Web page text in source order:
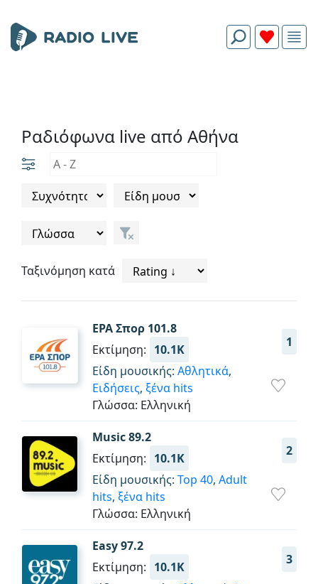
Ραδιόφωνα live από Αθήνα
Ταξινόμηση κατά
ΕΡΑ Σπορ 101.8
1
Εκτίμηση: 10.1K
Είδη μουσικής: Αθλητικά,
Ειδήσεις, ξένα hits
Γλώσσα: Ελληνική
Music 89.2
2
Εκτίμηση: 10.1K
Είδη μουσικής: Top 40, Adult
hits, ξένα hits
Γλώσσα: Ελληνική
Easy 97.2
3
Εκτίμηση: 10.1K